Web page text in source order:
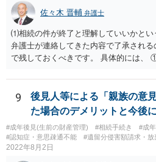
佐々木 晋輔 弁護士
⑴相続の件が終了と理解していいかとい
弁護士が連絡してきた内容で了承され
で残しておくべきです。 具体的には、
の預金を振り込めば終了など）を記載
もらう。 ②相談者様はその書面の内容
ない部分があれば、説明を求めたり、
関してお互いに債権債務がないことを
しょう。その記載があれば、相続の件
が納得できる内容になれば、お互いに
9
後見人等による「親族の意
た場合のデメリットと今後
#成年後見(生前の財産管理) #相続手続き
#成
#認知症・意思疎通不能
#遺留分侵害額請求・放
2022年8月2日